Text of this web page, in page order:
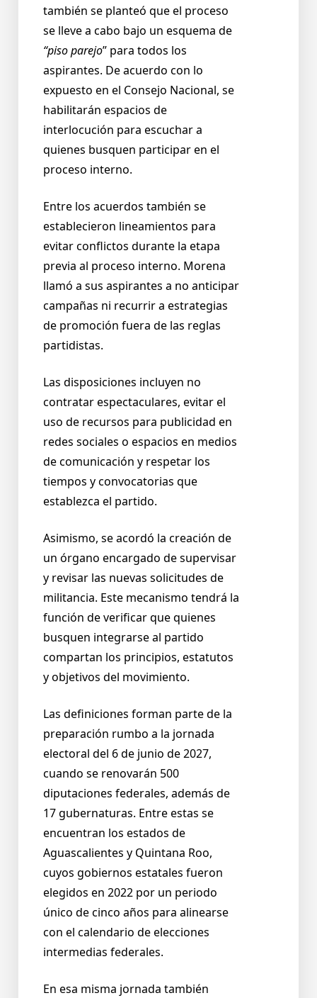
también se planteó que el proceso
se lleve a cabo bajo un esquema de
“piso parejo” para todos los
aspirantes. De acuerdo con lo
expuesto en el Consejo Nacional, se
habilitarán espacios de
interlocución para escuchar a
quienes busquen participar en el
proceso interno.
Entre los acuerdos también se
establecieron lineamientos para
evitar conflictos durante la etapa
previa al proceso interno. Morena
llamó a sus aspirantes a no anticipar
campañas ni recurrir a estrategias
de promoción fuera de las reglas
partidistas.
Las disposiciones incluyen no
contratar espectaculares, evitar el
uso de recursos para publicidad en
redes sociales o espacios en medios
de comunicación y respetar los
tiempos y convocatorias que
establezca el partido.
Asimismo, se acordó la creación de
un órgano encargado de supervisar
y revisar las nuevas solicitudes de
militancia. Este mecanismo tendrá la
función de verificar que quienes
busquen integrarse al partido
compartan los principios, estatutos
y objetivos del movimiento.
Las definiciones forman parte de la
preparación rumbo a la jornada
electoral del 6 de junio de 2027,
cuando se renovarán 500
diputaciones federales, además de
17 gubernaturas. Entre estas se
encuentran los estados de
Aguascalientes y Quintana Roo,
cuyos gobiernos estatales fueron
elegidos en 2022 por un periodo
único de cinco años para alinearse
con el calendario de elecciones
intermedias federales.
En esa misma jornada también